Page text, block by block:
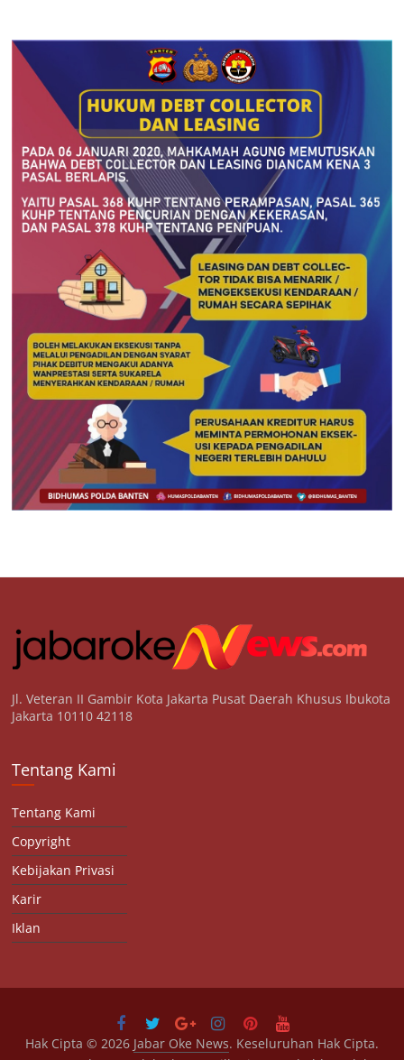
Jl. Veteran II Gambir Kota Jakarta Pusat Daerah Khusus Ibukota
Jakarta 10110 42118
Tentang Kami
Tentang Kami
Copyright
Kebijakan Privasi
Karir
Iklan
Hak Cipta © 2026 Jabar Oke News. Keseluruhan Hak Cipta.